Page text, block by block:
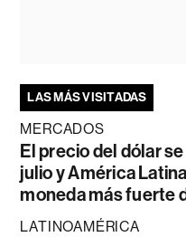
LAS MÁS VISITADAS
MERCADOS
El precio del dólar
julio y América
moneda más fuerte
LATINOAMÉRICA